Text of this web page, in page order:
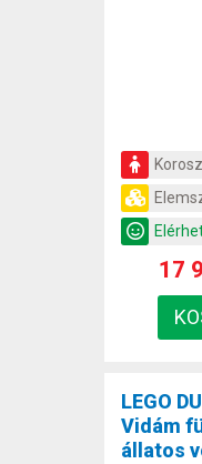
17
LEGO
Vidám
állatos